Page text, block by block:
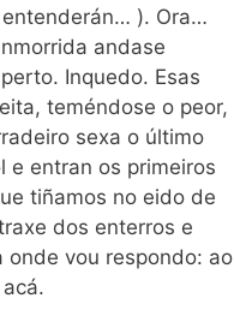
entenderán… ). Ora…
andase
Inquedo. Esas
teméndose o peor,
sexa o último
e entran os primeiros
tiñamos no eido de
dos enterros e
onde vou respondo: ao